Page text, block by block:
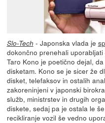
Slo-Tech - Japonska vlada je
dokončno prenehali
Taro Kono je poetično dejal,
disketam. Kono se je sicer že
disket, telefaksov in ostalih
zakoreninjeni v japonski
služb, ministrstev in drugih
diskete, sedaj pa je ostala le
recikliranje vozil še vedno